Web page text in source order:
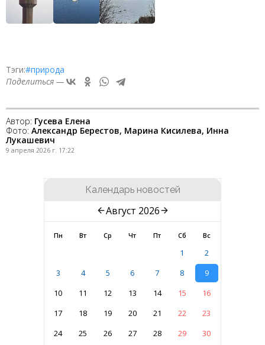
Тэги:#природа
Поделиться —
Автор: Гусева Елена
Фото: Александр Берестов, Марина Кисилева, Инна
Лукашевич
9 апреля 2026 г. 17:22
Календарь новостей
Август 2026
Пн Вт Ср Чт Пт Сб Вс
1
2
3
4 5 6 7 8
9
10
11 12 13 14 15
16
17
18 19 20 21 22
23
24
25 26 27 28 29 30